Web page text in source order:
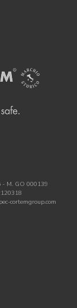
- M. GO 000139
cortemgroup.com